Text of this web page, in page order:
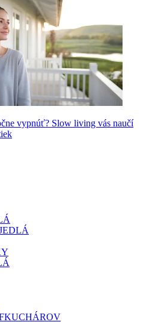
vypnúť? Slow living vás naučí